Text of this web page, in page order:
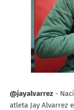
@jayalvarrez -
atleta Jay Alvarrez